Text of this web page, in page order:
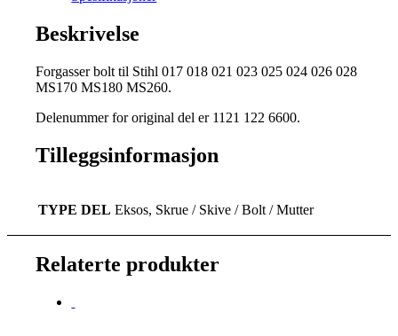
Beskrivelse
Forgasser bolt til Stihl 017 018 021 023 025 024 026 028
MS170 MS180 MS260.
Delenummer for original del er 1121 122 6600.
Tilleggsinformasjon
TYPE DEL Eksos, Skrue / Skive / Bolt / Mutter
Relaterte produkter